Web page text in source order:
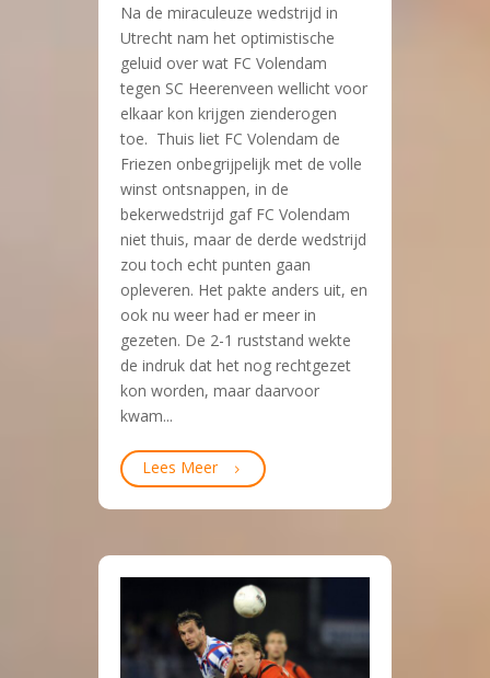
Na de miraculeuze wedstrijd in
Utrecht nam het optimistische
geluid over wat FC Volendam
tegen SC Heerenveen wellicht voor
elkaar kon krijgen zienderogen
toe. Thuis liet FC Volendam de
Friezen onbegrijpelijk met de volle
winst ontsnappen, in de
bekerwedstrijd gaf FC Volendam
niet thuis, maar de derde wedstrijd
zou toch echt punten gaan
opleveren. Het pakte anders uit, en
ook nu weer had er meer in
gezeten. De 2-1 ruststand wekte
de indruk dat het nog rechtgezet
kon worden, maar daarvoor
kwam...
Lees Meer